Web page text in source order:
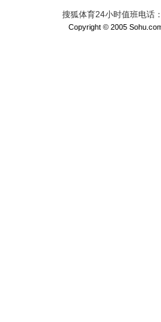
搜狐体育24小时值班电话
Copyright © 2005